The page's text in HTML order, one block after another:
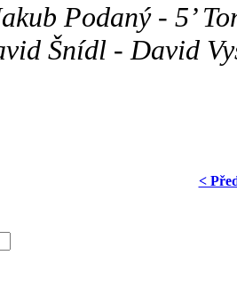
Podaný - 5’
Šnídl - David
<